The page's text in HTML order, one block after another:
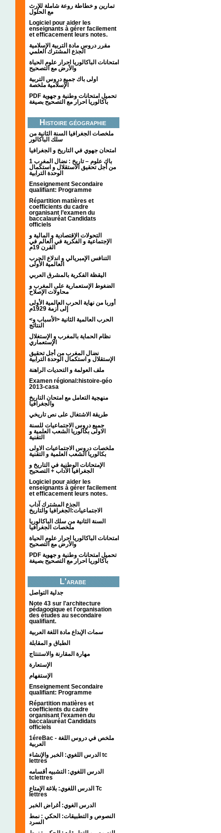
تمارين و خطاطة روعة شاملة للإرث
مع الحلول
Logiciel pour aider les
enseignants à gérer facilement
et efficacement leurs notes.
مقرر دروس مادة التربية الإسلامية
الجذع المشترك العلمي
امتحانات الباكالوريا احرار علوم الحياة
والأرض مع التصحيح
اولى باك جميع دروس التربية
الإسلامية ملخصة
PDF تحميل امتحانات وطنية و جهوية
باكالوريا احرار مع التصحيح بصيغة
Histoire géographie
ملخصات الجغرافيا السنة الثانية من
سلك الباكالور
امتحان جهوي في التاريخ و الجغرافيا
1 باك علوم – تاريخ : نضال المغرب
من أجل تحقيق الاستقلال و استكمال
الوحدة الترابية
Enseignement Secondaire
qualifiant: Programme
Répartition matières et
coefficients du cadre
organisant l’examen du
baccalauréat Candidats
officiels
التحولات الإقتصادية و المالية و
الإجتماعية و الفكرية في العالم في
القرن 19م
التنافس الإمبريالي و اندلاع الحرب
العالمية الأولى
اليقظة الفكرية بالمشرق العربي
الضغوط الإستعمارية على المغرب و
محاولات الإصلاح
أوربا من نهاية الحرب العالمية الأولى
إلى أزمة 1929م
<الحرب العالمية الثانية <الأسباب و
النتائج
نظام الحماية بالمغرب و الإستغلال
الإستعماري
نضال المغرب من أجل تحقيق
الإستقلال و استكمال الوحدة الترابية
ملف العولمة و التحديات الراهنة
Examen régional:histoire-géo
2013-casa
منهجية التعامل مع امتحان التاريخ
والجغرافيا
طريقة الاشتغال على نص تاريخي
جميع دروس الاجتماعيات للسنة
الاولى بكالوريا الشعب العلمية و
التقنية
ملخصات دروس الاجتماعيات الاولى
بكالوريا الشعب العلمية و التقنية
الإمتحانات الوطنية في التاريخ و
الجغرافيا الآداب + التصحيح
Logiciel pour aider les
enseignants à gérer facilement
et efficacement leurs notes.
الجذع المشترك آداب
الاجتماعيات:الجغرافيا والتاريخ
السنة الثانية من سلك الباكالوريا
ملخصات الجغرافيا
امتحانات الباكالوريا احرار علوم الحياة
والأرض مع التصحيح
PDF تحميل امتحانات وطنية و جهوية
باكالوريا احرار مع التصحيح بصيغة
L'arabe
جدلية التواصل
Note 43 sur l'architecture
pédagogique et l'organisation
des études au secondaire
qualifiant.
سمات الإبداع مادة اللغة العربية
الطباق و المقابلة
مهارة المقارنة والاستنتاج
الإستعارة
الإستفهام
Enseignement Secondaire
qualifiant: Programme
Répartition matières et
coefficients du cadre
organisant l’examen du
baccalauréat Candidats
officiels
1éreBac - ملخص في دروس اللغة
العربية
الدرس اللغوي: الخبر والإنشاء tc
lettres
الدرس اللغوي: التشبيه أقسامه
tclettres
الدرس اللغوي: بلاغة الإمتاع Tc
lettres
الدرس الغوي: أغراض الخبر
النصوص و التطبيقات: الحكي : نمط
السرد